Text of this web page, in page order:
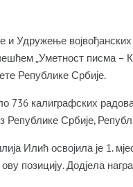
и Удружење
„Уметност писма
Републике Србије.
736 калиграфских
Републике Србије,
Илић освојила је 1.
позицију. Додјела